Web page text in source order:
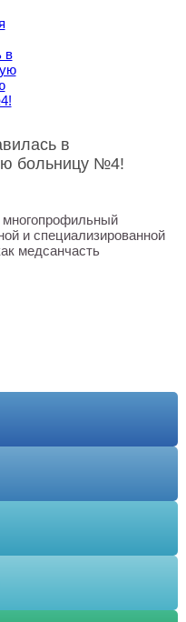
в
больницу №4!
и специализированной
медсанчасть